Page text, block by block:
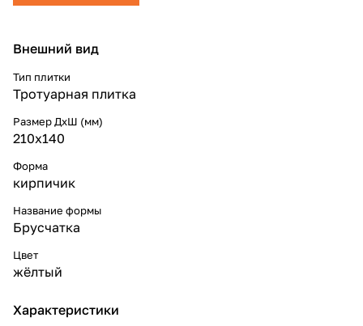
Внешний вид
Тип плитки
Тротуарная плитка
Размер ДхШ (мм)
210x140
Форма
кирпичик
Название формы
Брусчатка
Цвет
жёлтый
Характеристики